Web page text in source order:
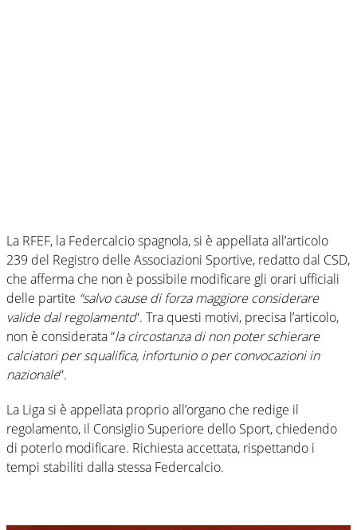
La RFEF, la Federcalcio spagnola, si è appellata all’articolo
239 del Registro delle Associazioni Sportive, redatto dal CSD,
che afferma che non è possibile modificare gli orari ufficiali
delle partite “salvo cause di forza maggiore considerare
valide dal regolamento“. Tra questi motivi, precisa l’articolo,
non è considerata “la circostanza di non poter schierare
calciatori per squalifica, infortunio o per convocazioni in
nazionale“.
La Liga si è appellata proprio all’organo che redige il
regolamento, il Consiglio Superiore dello Sport, chiedendo
di poterlo modificare. Richiesta accettata, rispettando i
tempi stabiliti dalla stessa Federcalcio.